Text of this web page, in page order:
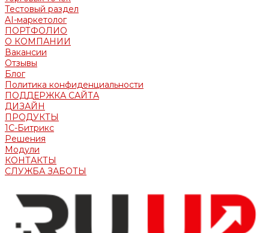
Тестовый раздел
AI-маркетолог
ПОРТФОЛИО
О КОМПАНИИ
Вакансии
Отзывы
Блог
Политика конфиденциальности
ПОДДЕРЖКА САЙТА
ДИЗАЙН
ПРОДУКТЫ
1С-Битрикс
Решения
Модули
КОНТАКТЫ
СЛУЖБА ЗАБОТЫ